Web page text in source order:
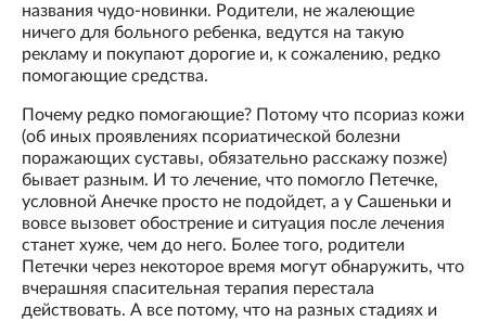
названия чудо-новинки. Родители, не жалеющие
ничего для больного ребенка, ведутся на такую
рекламу и покупают дорогие и, к сожалению, редко
помогающие средства.
Почему редко помогающие? Потому что псориаз кожи
(об иных проявлениях псориатической болезни
поражающих суставы, обязательно расскажу позже)
бывает разным. И то лечение, что помогло Петечке,
условной Анечке просто не подойдет, а у Сашеньки и
вовсе вызовет обострение и ситуация после лечения
станет хуже, чем до него. Более того, родители
Петечки через некоторое время могут обнаружить, что
вчерашняя спасительная терапия перестала
действовать. А все потому, что на разных стадиях и